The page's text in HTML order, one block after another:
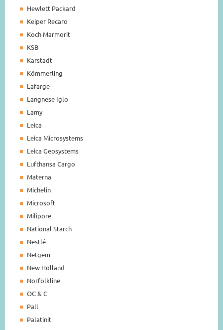
Hewlett Packard
Keiper Recaro
Koch Marmorit
KSB
Karstadt
Kömmerling
Lafarge
Langnese Iglo
Lamy
Leica
Leica Microsystems
Leica Geosystems
Lufthansa Cargo
Materna
Michelin
Microsoft
Milipore
National Starch
Nestlé
Netgem
New Holland
Norfolkline
OC & C
Pall
Palatinit